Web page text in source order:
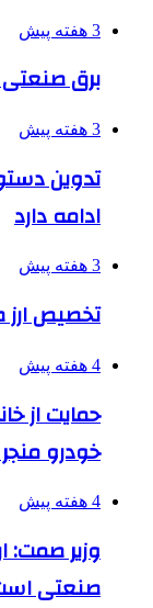
3 هفته پیش
برق صنعتی در ایران ۱۵
3 هفته پیش
تدوین
ادامه دارد
3 هفته پیش
تخصیص ارز
4 هفته پیش
حمایت از
خودرو
4 هفته پیش
وزیر صمت:
صنعتی